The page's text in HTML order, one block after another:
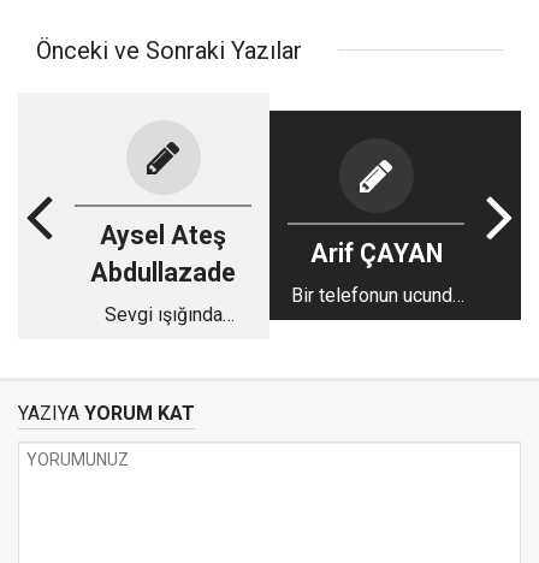
Önceki ve Sonraki Yazılar
Aysel Ateş
Abdullazade
Sevgi ışığında
mı?
Arif ÇAYAN
Bir telefonun ucunda
koca bir dünya!
YAZIYA YORUM KAT